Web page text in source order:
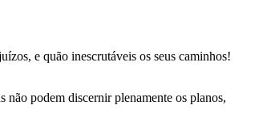
e quão inescrutáveis os seus caminhos!
não podem discernir plenamente os planos,